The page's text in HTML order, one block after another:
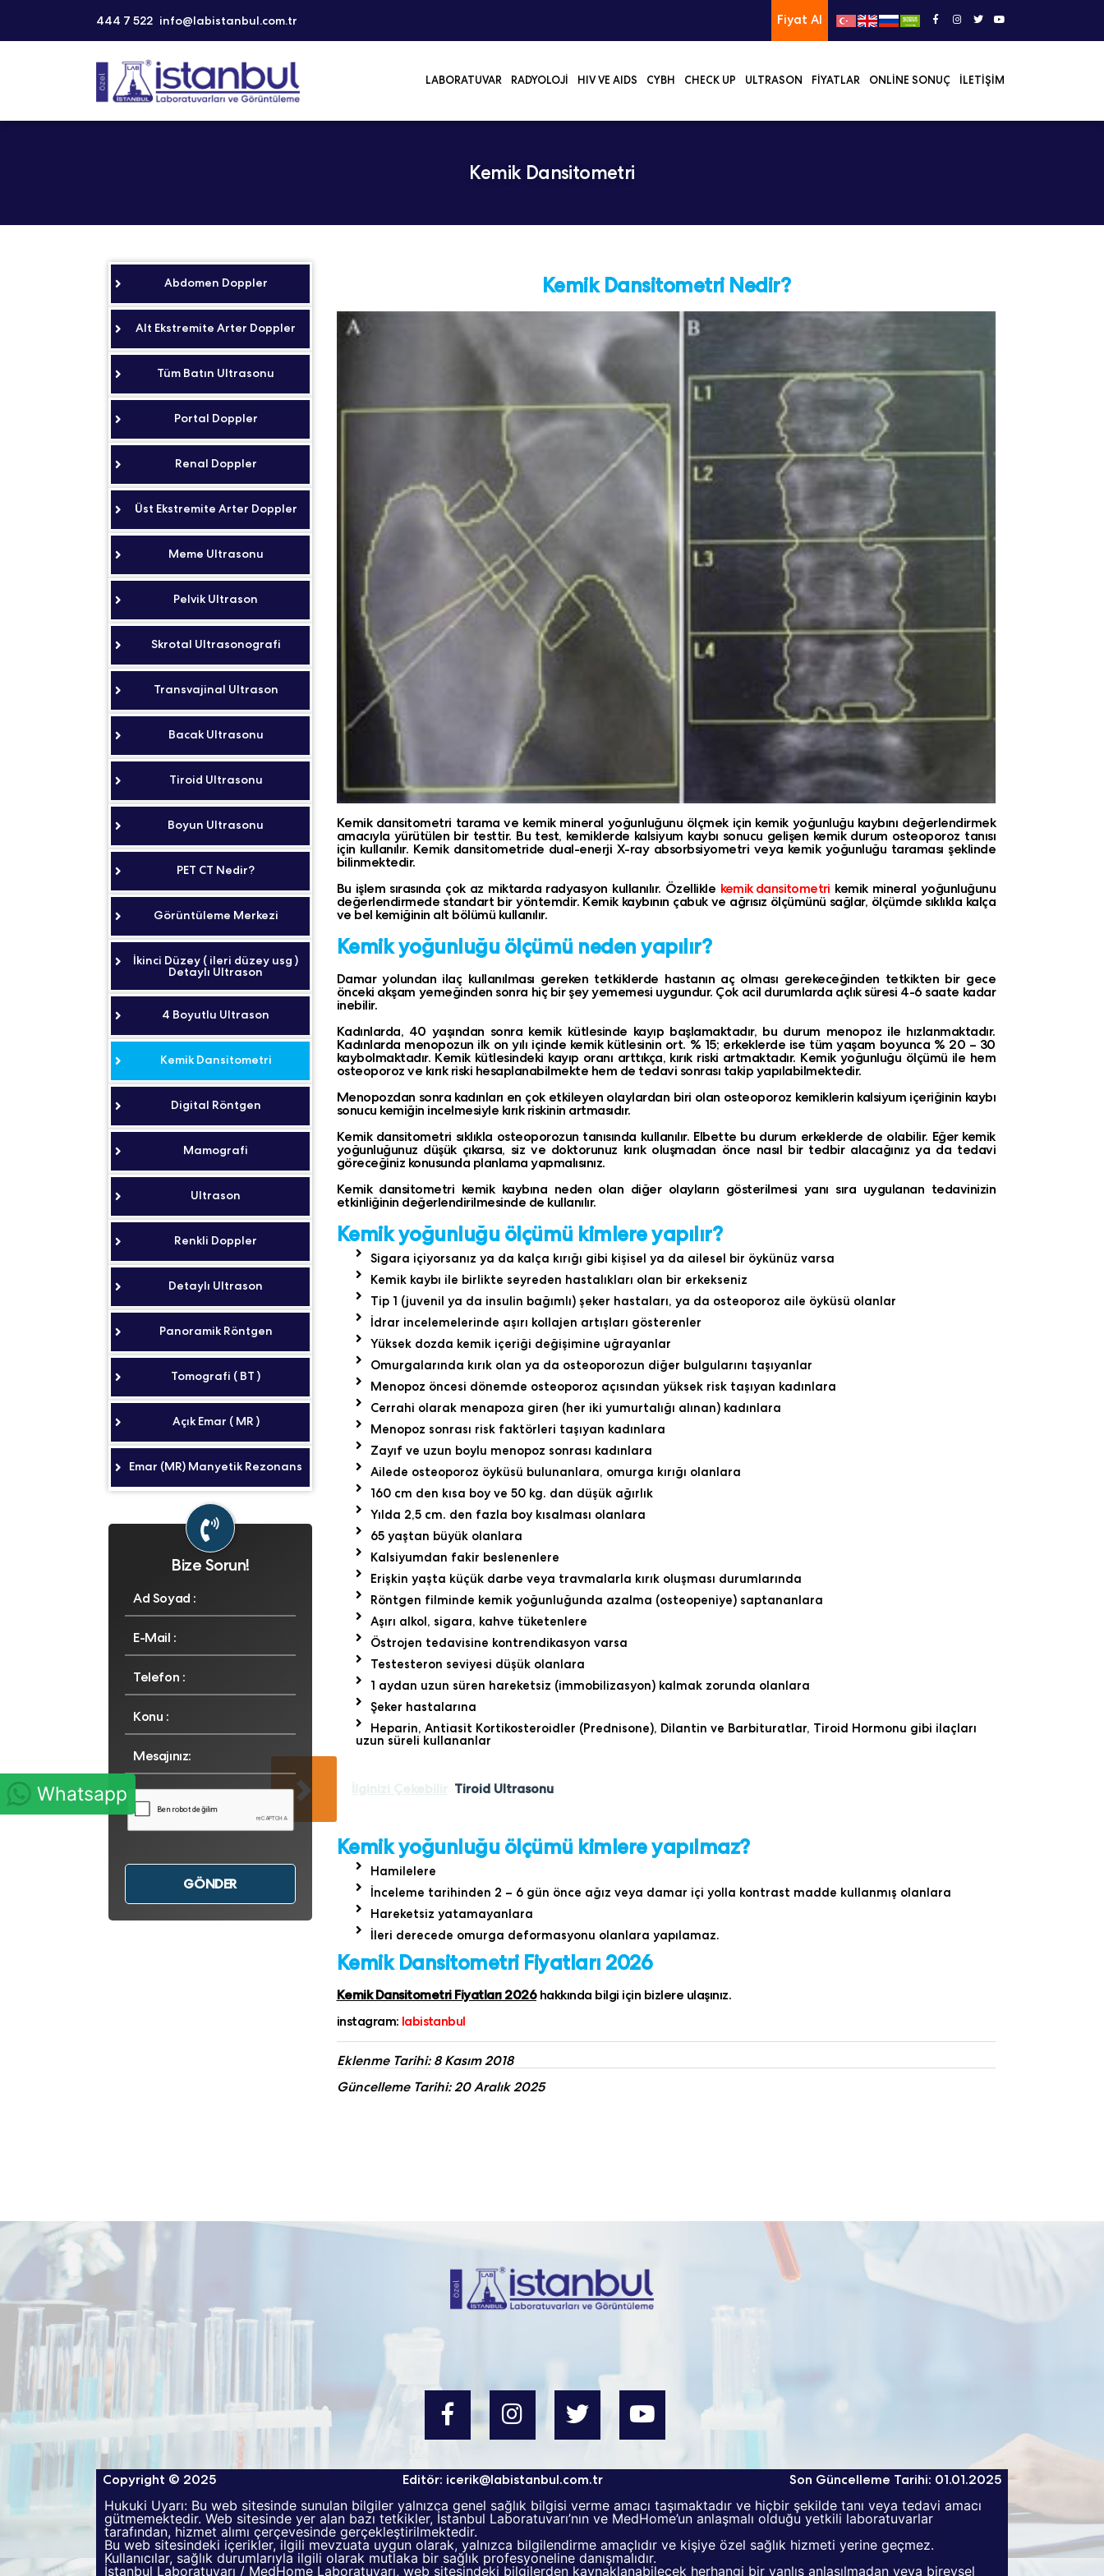
Whatsapp
444 7 522 info@labistanbul.com.tr Fiyat Al
LABORATUVAR RADYOLOJI HIV VE AIDS CYBH CHECK UP ULTRASON FIYATLAR ONLINE SONUÇ İLETIŞIM
Kemik Dansitometri
Kemik Dansitometri Nedir?
Kemik dansitometri tarama ve kemik mineral yoğunluğunu ölçmek için kemik yoğunluğu kaybını değerlendirmek
amacıyla yürütülen bir testtir. Bu test, kemiklerde kalsiyum kaybı sonucu gelişen kemik durum osteoporoz tanısı
için kullanılır. Kemik dansitometride dual-enerji X-ray absorbsiyometri veya kemik yoğunluğu taraması şeklinde
bilinmektedir.
Bu işlem sırasında çok az miktarda radyasyon kullanılır. Özellikle kemik dansitometri kemik mineral yoğunluğunu
değerlendirmede standart bir yöntemdir. Kemik kaybının çabuk ve ağrısız ölçümünü sağlar, ölçümde sıklıkla kalça
ve bel kemiğinin alt bölümü kullanılır.
Kemik yoğunluğu ölçümü neden yapılır?
Damar yolundan ilaç kullanılması gereken tetkiklerde hastanın aç olması gerekeceğinden tetkikten bir gece
önceki akşam yemeğinden sonra hiç bir şey yememesi uygundur. Çok acil durumlarda açlık süresi 4-6 saate kadar
inebilir.
Kadınlarda, 40 yaşından sonra kemik kütlesinde kayıp başlamaktadır, bu durum menopoz ile hızlanmaktadır.
Kadınlarda menopozun ilk on yılı içinde kemik kütlesinin ort. % 15; erkeklerde ise tüm yaşam boyunca % 20 – 30
kaybolmaktadır. Kemik kütlesindeki kayıp oranı arttıkça, kırık riski artmaktadır. Kemik yoğunluğu ölçümü ile hem
osteoporoz ve kırık riski hesaplanabilmekte hem de tedavi sonrası takip yapılabilmektedir.
Menopozdan sonra kadınları en çok etkileyen olaylardan biri olan osteoporoz kemiklerin kalsiyum içeriğinin kaybı
sonucu kemiğin incelmesiyle kırık riskinin artmasıdır.
Kemik dansitometri sıklıkla osteoporozun tanısında kullanılır. Elbette bu durum erkeklerde de olabilir. Eğer kemik
yoğunluğunuz düşük çıkarsa, siz ve doktorunuz kırık oluşmadan önce nasıl bir tedbir alacağınız ya da tedavi
göreceğiniz konusunda planlama yapmalısınız.
Kemik dansitometri kemik kaybına neden olan diğer olayların gösterilmesi yanı sıra uygulanan tedavinizin
etkinliğinin değerlendirilmesinde de kullanılır.
Kemik yoğunluğu ölçümü kimlere yapılır?
Sigara içiyorsanız ya da kalça kırığı gibi kişisel ya da ailesel bir öykünüz varsa
Kemik kaybı ile birlikte seyreden hastalıkları olan bir erkekseniz
Tip 1 (juvenil ya da insulin bağımlı) şeker hastaları, ya da osteoporoz aile öyküsü olanlar
İdrar incelemelerinde aşırı kollajen artışları gösterenler
Yüksek dozda kemik içeriği değişimine uğrayanlar
Omurgalarında kırık olan ya da osteoporozun diğer bulgularını taşıyanlar
Menopoz öncesi dönemde osteoporoz açısından yüksek risk taşıyan kadınlara
Cerrahi olarak menapoza giren (her iki yumurtalığı alınan) kadınlara
Menopoz sonrası risk faktörleri taşıyan kadınlara
Zayıf ve uzun boylu menopoz sonrası kadınlara
Ailede osteoporoz öyküsü bulunanlara, omurga kırığı olanlara
160 cm den kısa boy ve 50 kg. dan düşük ağırlık
Yılda 2,5 cm. den fazla boy kısalması olanlara
65 yaştan büyük olanlara
Kalsiyumdan fakir beslenenlere
Erişkin yaşta küçük darbe veya travmalarla kırık oluşması durumlarında
Röntgen filminde kemik yoğunluğunda azalma (osteopeniye) saptananlara
Aşırı alkol, sigara, kahve tüketenlere
Östrojen tedavisine kontrendikasyon varsa
Testesteron seviyesi düşük olanlara
1 aydan uzun süren hareketsiz (immobilizasyon) kalmak zorunda olanlara
Şeker hastalarına
Heparin, Antiasit Kortikosteroidler (Prednisone), Dilantin ve Barbituratlar, Tiroid Hormonu gibi ilaçları
uzun süreli kullananlar
Tiroid Ultrasonu
Kemik yoğunluğu ölçümü kimlere yapılmaz?
Hamilelere
İnceleme tarihinden 2 – 6 gün önce ağız veya damar içi yolla kontrast madde kullanmış olanlara
Hareketsiz yatamayanlara
İleri derecede omurga deformasyonu olanlara yapılamaz.
Kemik Dansitometri Fiyatları 2026
Kemik Dansitometri Fiyatları 2026hakkında bilgi için bizlere ulaşınız.
instagram: labistanbul
Eklenme Tarihi: 8 Kasım 2018
Güncelleme Tarihi: 20 Aralık 2025
Abdomen Doppler
Alt Ekstremite Arter Doppler
Tüm Batın Ultrasonu
Portal Doppler
Renal Doppler
Üst Ekstremite Arter Doppler
Meme Ultrasonu
Pelvik Ultrason
Skrotal Ultrasonografi
Transvajinal Ultrason
Bacak Ultrasonu
Tiroid Ultrasonu
Boyun Ultrasonu
PET CT Nedir?
Görüntüleme Merkezi
İkinci Düzey ( ileri düzey usg )
Detaylı Ultrason
4 Boyutlu Ultrason
Kemik Dansitometri
Digital Röntgen
Mamografi
Ultrason
Renkli Doppler
Detaylı Ultrason
Panoramik Röntgen
Tomografi ( BT )
Açık Emar ( MR )
Emar (MR) Manyetik Rezonans
Bize Sorun!
Copyright © 2025 Editör: icerik@labistanbul.com.tr Son Güncelleme Tarihi: 01.01.2025
Hukuki Uyarı: Bu web sitesinde sunulan bilgiler yalnızca genel sağlık bilgisi verme amacı taşımaktadır ve hiçbir şekilde tanı veya tedavi amacı
gütmemektedir. Web sitesinde yer alan bazı tetkikler, İstanbul Laboratuvarı’nın ve MedHome’un anlaşmalı olduğu yetkili laboratuvarlar
tarafından, hizmet alımı çerçevesinde gerçekleştirilmektedir.
Bu web sitesindeki içerikler, ilgili mevzuata uygun olarak, yalnızca bilgilendirme amaçlıdır ve kişiye özel sağlık hizmeti yerine geçmez.
Kullanıcılar, sağlık durumlarıyla ilgili olarak mutlaka bir sağlık profesyoneline danışmalıdır.
İstanbul Laboratuvarı / MedHome Laboratuvarı, web sitesindeki bilgilerden kaynaklanabilecek herhangi bir yanlış anlaşılmadan veya bireysel